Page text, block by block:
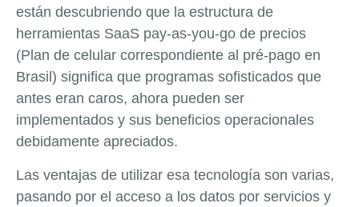
están descubriendo que la estructura de
herramientas SaaS pay-as-you-go de precios
(Plan de celular correspondiente al pré-pago en
Brasil ) significa que programas sofisticados que
antes eran caros, ahora pueden ser
implementados y sus beneficios operacionales
debidamente apreciados.
Las ventajas de utilizar esa tecnología son varias,
pasando por el acceso a los datos por servicios y